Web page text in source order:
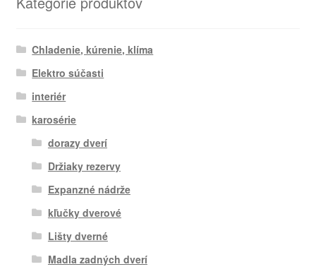
Chladenie, kúrenie, klíma
Elektro súčasti
interiér
karosérie
dorazy dverí
Držiaky rezervy
Expanzné nádrže
kľučky dverové
Lišty dverné
Madla zadných dverí